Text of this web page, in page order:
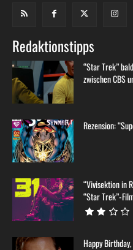
Redaktionstipps
“Star Trek”
zwischen CBS
Rezension:
“Vivisektion in
“Star Trek”-
Happy